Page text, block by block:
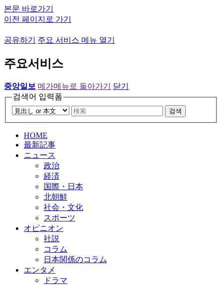
본문 바로가기
이전 페이지로 가기
공유하기 주요 서비스 메뉴 열기
주요서비스
중앙일보 메가메뉴로 돌아가기
닫기
검색어 입력폼
검색
HOME
最新記事
ニュース
政治
経済
国際・日本
北朝鮮
社会・文化
スポーツ
オピニオン
社説
コラム
日本関係のコラム
エンタメ
ドラマ